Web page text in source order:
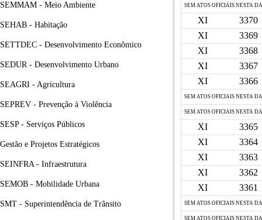
SEMMAM - Meio Ambiente
SEHAB - Habitação
SETTDEC - Desenvolvimento Econômico
SEDUR - Desenvolvimento Urbano
SEAGRI - Agricultura
SEPREV - Prevenção à Violência
SESP - Serviços Públicos
Gestão e Projetos Estratégicos
SEINFRA - Infraestrutura
SEMOB - Mobilidade Urbana
SMT - Superintendência de Trânsito
SEM ATOS OFICIAIS NESTA
XI
3370
XI
3369
XI
3368
XI
3367
XI
3366
SEM ATOS OFICIAIS NESTA
SEM ATOS OFICIAIS NESTA
XI
3365
XI
3364
XI
3363
XI
3362
XI
3361
SEM ATOS OFICIAIS NESTA
SEM ATOS OFICIAIS NESTA